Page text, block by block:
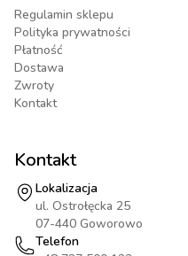
Regulamin sklepu
Polityka prywatności
Płatność
Dostawa
Zwroty
Kontakt
Kontakt
Lokalizacja
ul. Ostrołęcka 25
07-440 Goworowo
Telefon